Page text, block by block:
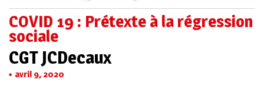
COVID 19 : Prétexte à la régression
sociale
CGT JCDecaux
avril 9, 2020